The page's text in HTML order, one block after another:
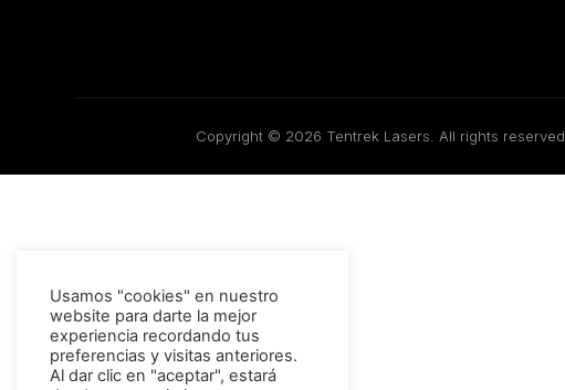
Copyright © 2026 Tentrek Lasers. All rights reserved.
Usamos "cookies" en nuestro
website para darte la mejor
experiencia recordando tus
preferencias y visitas anteriores.
Al dar clic en "aceptar", estará